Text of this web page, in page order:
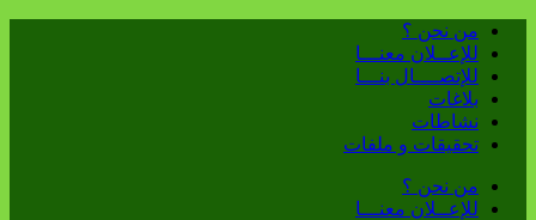
من نحن ؟
للإعــلان معنـــا
للإتصــــال بنـــا
بلاغات
نشاطات
تحقيقات و ملفات
من نحن ؟
للإعــلان معنـــا